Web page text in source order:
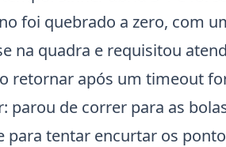
foi quebrado a zero, com
na quadra e requisitou
retornar após um timeout
de correr para as
para tentar encurtar os